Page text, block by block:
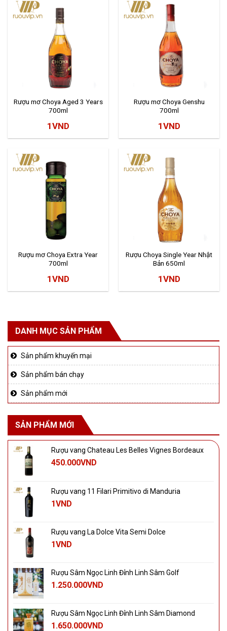
Rượu mơ Choya Aged 3 Years
700ml
1VND
Rượu mơ Choya Genshu
700ml
1VND
Rượu mơ Choya Extra Year
700ml
1VND
Rượu Choya Single Year Nhật
Bản 650ml
1VND
DANH MỤC SẢN PHẨM
Sản phẩm khuyến mại
Sản phẩm bán chạy
Sản phẩm mới
SẢN PHẨM MỚI
Rượu vang Chateau Les Belles Vignes Bordeaux
450.000VND
Rượu vang 11 Filari Primitivo di Manduria
1VND
Rượu vang La Dolce Vita Semi Dolce
1VND
Rượu Sâm Ngọc Linh Đỉnh Linh Sâm Golf
1.250.000VND
Rượu Sâm Ngọc Linh Đỉnh Linh Sâm Diamond
1.650.000VND